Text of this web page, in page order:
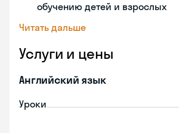
обучению детей и взрослых
Читать дальше
Услуги и цены
Английский язык
Уроки